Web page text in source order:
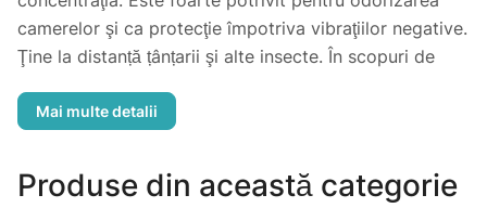
camerelor şi ca protecţie împotriva vibraţiilor negative.
Ţine la distanță țânțarii şi alte insecte. În scopuri de
spălat. Adjuvant în produsele destinate părului şi
combate acneea, infecţiile cutanate.
Produse din această categorie